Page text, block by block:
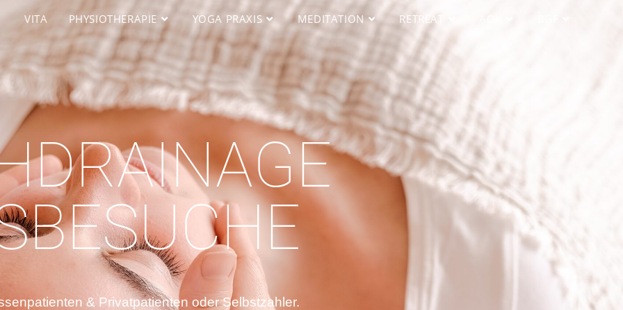
VITA PHYSIOTHERAPIE YOGA PRAXIS MEDITATION RETREAT
& Privatpatienten oder Selbstzahler.